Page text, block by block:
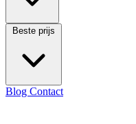
Beste prijs
Blog Contact